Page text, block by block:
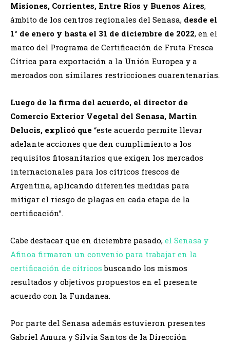
Misiones, Corrientes, Entre Ríos y Buenos Aires,
ámbito de los centros regionales del Senasa, desde el
1° de enero y hasta el 31 de diciembre de 2022, en el
marco del Programa de Certificación de Fruta Fresca
Cítrica para exportación a la Unión Europea y a
mercados con similares restricciones cuarentenarias.
Luego de la firma del acuerdo, el director de
Comercio Exterior Vegetal del Senasa, Martin
Delucis, explicó que “este acuerdo permite llevar
adelante acciones que den cumplimiento a los
requisitos fitosanitarios que exigen los mercados
internacionales para los cítricos frescos de
Argentina, aplicando diferentes medidas para
mitigar el riesgo de plagas en cada etapa de la
certificación”.
Cabe destacar que en diciembre pasado, el Senasa y
Afinoa firmaron un convenio para trabajar en la
certificación de cítricos buscando los mismos
resultados y objetivos propuestos en el presente
acuerdo con la Fundanea.
Por parte del Senasa además estuvieron presentes
Gabriel Amura y Silvia Santos de la Dirección